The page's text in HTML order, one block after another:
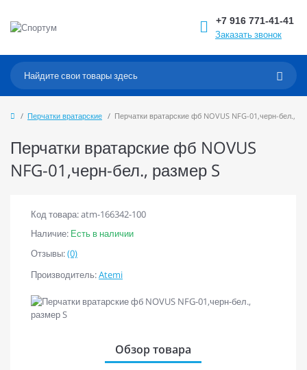
+7 916 771-41-41
Заказать звонок
Перчатки вратарские Перчатки вратарские фб NOVUS NFG-01,черн-бел.,
Перчатки вратарские фб NOVUS
NFG-01,черн-бел., размер S
Код товара: atm-166342-100
Наличие: Есть в наличии
Отзывы:(0)
Производитель:Atemi
Обзор товара